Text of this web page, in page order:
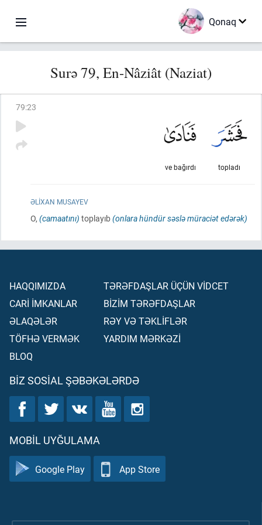
Qonaq
Surə 79, En-Nâziât (Naziat)
79:23
topladı
ve bağırdı
ƏLIXAN MUSAYEV
O, (camaatını) toplayıb(onlara hündür səslə müraciət edərək)
HAQQIMIZDA
CARİ İMKANLAR
ƏLAQƏLƏR
TÖFHƏ VERMƏK
BLOQ
TƏRƏFDAŞLAR ÜÇÜN VİDCET
BİZİM TƏRƏFDAŞLAR
RƏY VƏ TƏKLİFLƏR
YARDIM MƏRKƏZİ
BIZ SOSIAL ŞƏBƏKƏLƏRDƏ
MOBIL UYĞULAMA
Google Play App Store